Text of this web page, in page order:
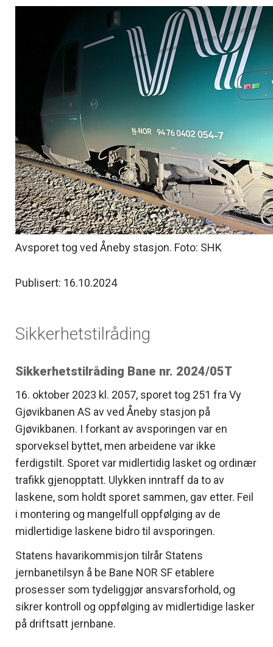
Avsporet tog ved Åneby stasjon. Foto: SHK
Publisert: 16.10.2024
Sikkerhetstilråding
Sikkerhetstilråding Bane nr. 2024/05T
16. oktober 2023 kl. 2057, sporet tog 251 fra Vy
Gjøvikbanen AS av ved Åneby stasjon på
Gjøvikbanen. I forkant av avsporingen var en
sporveksel byttet, men arbeidene var ikke
ferdigstilt. Sporet var midlertidig lasket og ordinær
trafikk gjenopptatt. Ulykken inntraff da to av
laskene, som holdt sporet sammen, gav etter. Feil
i montering og mangelfull oppfølging av de
midlertidige laskene bidro til avsporingen.
Statens havarikommisjon tilrår Statens
jernbanetilsyn å be Bane NOR SF etablere
prosesser som tydeliggjør ansvarsforhold, og
sikrer kontroll og oppfølging av midlertidige lasker
på driftsatt jernbane.